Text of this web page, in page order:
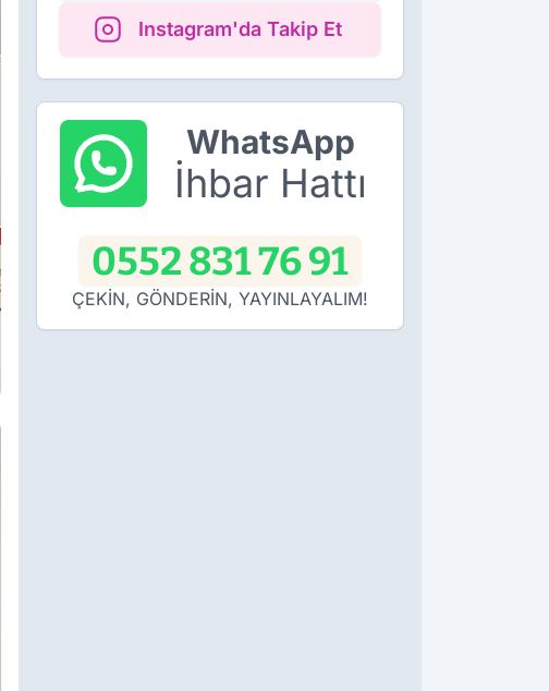
Instagram'da Takip Et
WhatsApp
İhbar Hattı
0552 831 76 91
ÇEKİN, GÖNDERİN, YAYINLAYALIM!